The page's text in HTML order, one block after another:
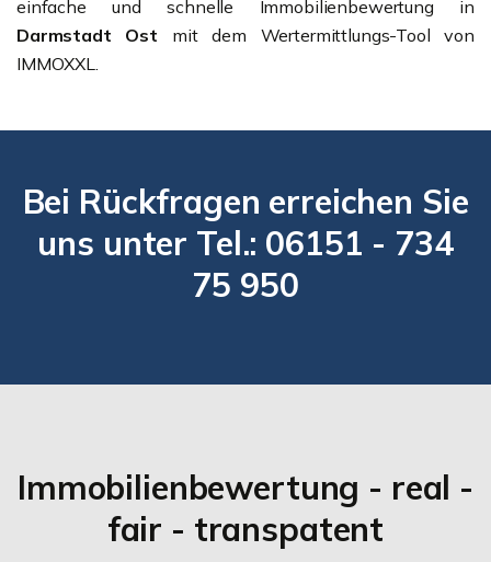
einfache und schnelle Immobilienbewertung in
Darmstadt Ost mit dem Wertermittlungs-Tool von
IMMOXXL.
Bei Rückfragen erreichen Sie
uns unter Tel.: 06151 - 734
75 950
Immobilienbewertung - real -
fair - transpatent